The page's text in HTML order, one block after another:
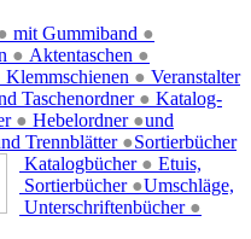
mit Gummiband ●
● Aktentaschen ●
Klemmschienen ● Veranstalter
Taschenordner ●
● Hebelordner ●
Trennblätter ●
Katalog-
und
Sortierbücher
Katalogbücher ●
Sortierbücher ●
Unterschriftenbücher ●
Etuis,
Umschläge,